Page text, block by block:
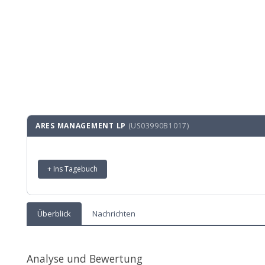
ARES MANAGEMENT LP (US03990B1017)
+ Ins Tagebuch
Überblick Nachrichten
Analyse und Bewertung